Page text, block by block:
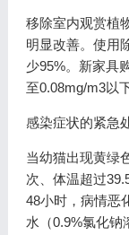
移除室内观赏植
明显改善。使用
少95%。新家具
至0.08mg/m3以
感染症状的紧急
当幼猫出现黄绿
次、体温超过
48小时，病情恶
水（0.9%氯化钠